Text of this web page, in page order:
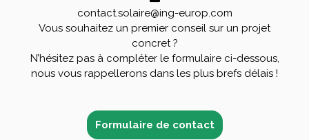
contact.solaire@ing-europ.com
Vous souhaitez un premier conseil sur un projet
concret ?
N’hésitez pas à compléter le formulaire ci-dessous,
nous vous rappellerons dans les plus brefs délais !
Formulaire de contact